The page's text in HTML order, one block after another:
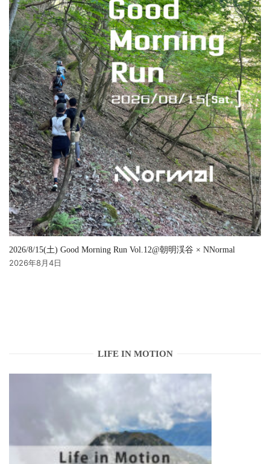
2026/8/15(土) Good Morning Run Vol.12@朝明渓谷 × NNormal
2026年8月4日
LIFE IN MOTION